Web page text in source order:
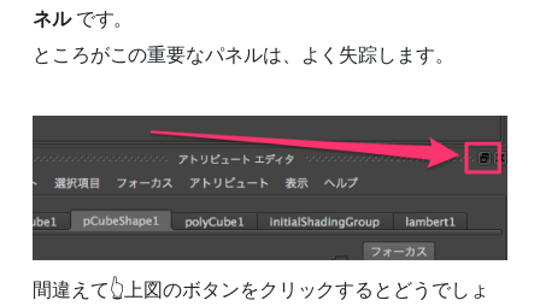
ネルです。
ところがこの重要なパネルは、よく失踪します。
間違えて👆上図のボタンをクリックするとどうでしょ